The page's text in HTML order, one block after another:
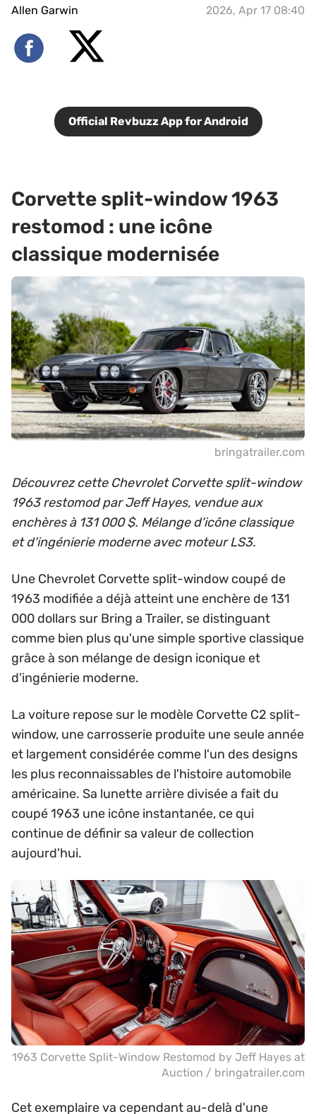
Allen Garwin 2026, Apr 17 08:40
Official Revbuzz App for Android
Corvette split-window 1963
restomod : une icône
classique modernisée
bringatrailer.com
Découvrez cette Chevrolet Corvette split-window
1963 restomod par Jeff Hayes, vendue aux
enchères à 131 000 $. Mélange d'icône classique
et d'ingénierie moderne avec moteur LS3.
Une Chevrolet Corvette split-window coupé de
1963 modifiée a déjà atteint une enchère de 131
000 dollars sur Bring a Trailer, se distinguant
comme bien plus qu'une simple sportive classique
grâce à son mélange de design iconique et
d'ingénierie moderne.
La voiture repose sur le modèle Corvette C2 split-
window, une carrosserie produite une seule année
et largement considérée comme l'un des designs
les plus reconnaissables de l'histoire automobile
américaine. Sa lunette arrière divisée a fait du
coupé 1963 une icône instantanée, ce qui
continue de définir sa valeur de collection
aujourd'hui.
1963 Corvette Split-Window Restomod by Jeff Hayes at
Auction / bringatrailer.com
Cet exemplaire va cependant au-delà d'une